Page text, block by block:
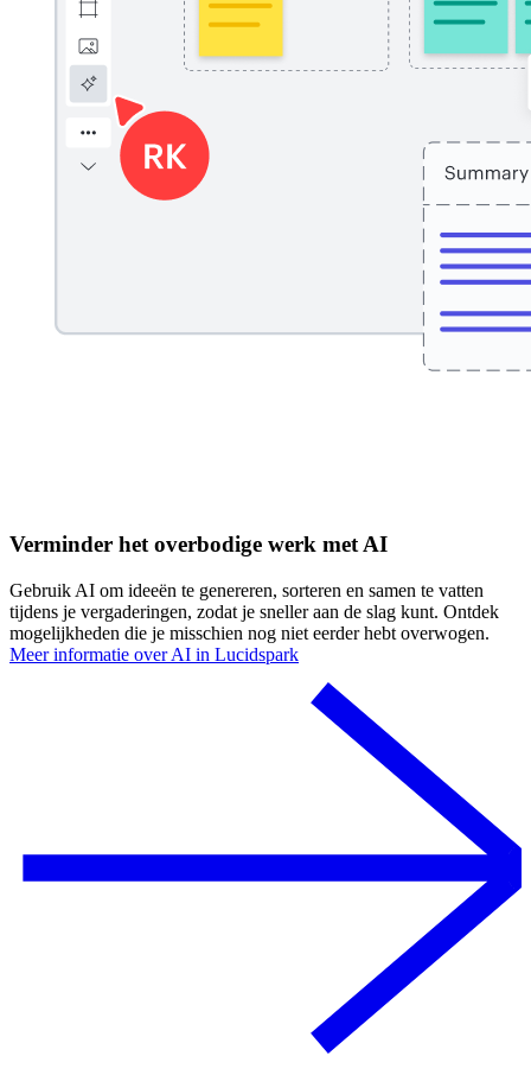
Verminder het overbodige werk met AI
Gebruik AI om ideeën te genereren, sorteren en samen te vatten
tijdens je vergaderingen, zodat je sneller aan de slag kunt. Ontdek
mogelijkheden die je misschien nog niet eerder hebt overwogen.
Meer informatie over AI in Lucidspark